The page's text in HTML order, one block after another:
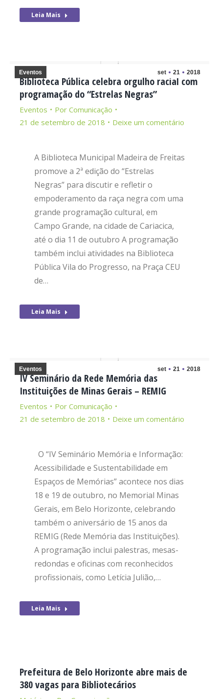
Leia Mais
set 21 2018
Eventos
Biblioteca Pública celebra orgulho racial com
programação do “Estrelas Negras”
Eventos Por Comunicação
21 de setembro de 2018
Deixe um comentário
A Biblioteca Municipal Madeira de Freitas
promove a 2ª edição do “Estrelas
Negras” para discutir e refletir o
empoderamento da raça negra com uma
grande programação cultural, em
Campo Grande, na cidade de Cariacica,
até o dia 11 de outubro A programação
também inclui atividades na Biblioteca
Pública Vila do Progresso, na Praça CEU
de…
Leia Mais
set 21 2018
Eventos
IV Seminário da Rede Memória das
Instituições de Minas Gerais – REMIG
Eventos Por Comunicação
21 de setembro de 2018
Deixe um comentário
O “IV Seminário Memória e Informação:
Acessibilidade e Sustentabilidade em
Espaços de Memórias” acontece nos dias
18 e 19 de outubro, no Memorial Minas
Gerais, em Belo Horizonte, celebrando
também o aniversário de 15 anos da
REMIG (Rede Memória das Instituições).
A programação inclui palestras, mesas-
redondas e oficinas com reconhecidos
profissionais, como Letícia Julião,…
Leia Mais
Prefeitura de Belo Horizonte abre mais de
380 vagas para Bibliotecários